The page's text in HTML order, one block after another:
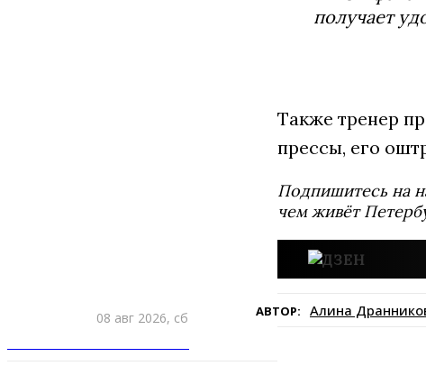
08 авг 2026, сб
получает
Также тренер
прессы, его
Подпишитесь на
чем живёт
АВТОР: Алина